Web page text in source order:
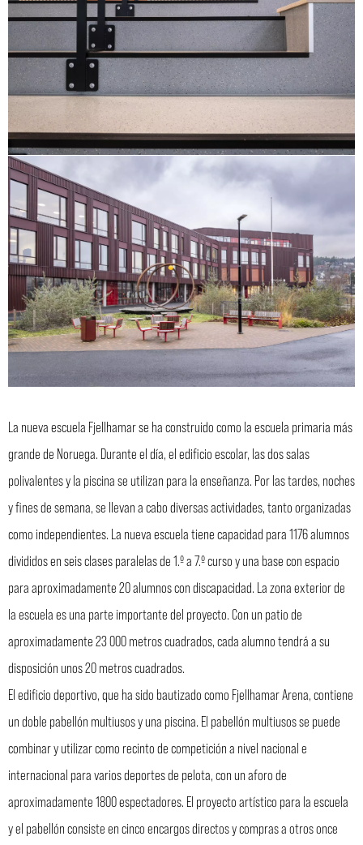
La nueva escuela Fjellhamar se ha construido como la escuela primaria más
grande de Noruega. Durante el día, el edificio escolar, las dos salas
polivalentes y la piscina se utilizan para la enseñanza. Por las tardes, noches
y fines de semana, se llevan a cabo diversas actividades, tanto organizadas
como independientes. La nueva escuela tiene capacidad para 1176 alumnos
divididos en seis clases paralelas de 1.º a 7.º curso y una base con espacio
para aproximadamente 20 alumnos con discapacidad. La zona exterior de
la escuela es una parte importante del proyecto. Con un patio de
aproximadamente 23 000 metros cuadrados, cada alumno tendrá a su
disposición unos 20 metros cuadrados.
El edificio deportivo, que ha sido bautizado como Fjellhamar Arena, contiene
un doble pabellón multiusos y una piscina. El pabellón multiusos se puede
combinar y utilizar como recinto de competición a nivel nacional e
internacional para varios deportes de pelota, con un aforo de
aproximadamente 1800 espectadores. El proyecto artístico para la escuela
y el pabellón consiste en cinco encargos directos y compras a otros once